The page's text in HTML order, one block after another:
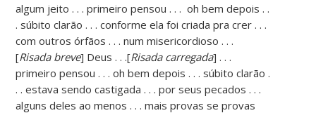
algum jeito . . . primeiro pensou . . . oh bem depois . .
. súbito clarão . . . conforme ela foi criada pra crer . . .
com outros órfãos . . . num misericordioso . . .
[Risada breve] Deus . . .[Risada carregada] . . .
primeiro pensou . . . oh bem depois . . . súbito clarão .
. . estava sendo castigada . . . por seus pecados . . .
alguns deles ao menos . . . mais provas se provas